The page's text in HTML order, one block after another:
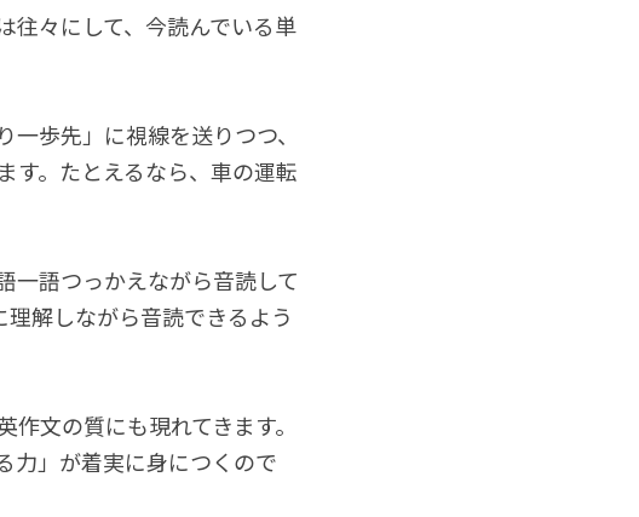
往々にして、今読んでいる単
歩先」に視線を送りつつ、
す。たとえるなら、車の運転
一語つっかえながら音読して
解しながら音読できるよう
文の質にも現れてきます。
力」が着実に身につくので